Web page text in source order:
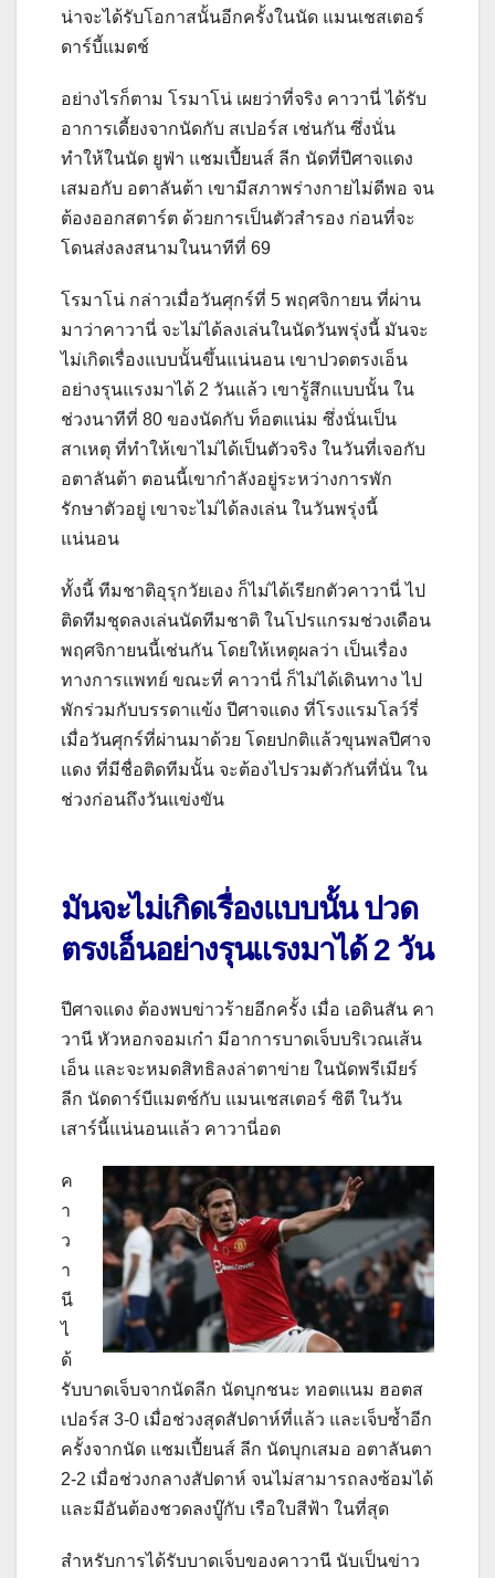
น่าจะได้รับโอกาสนั้นอีกครั้งในนัด แมนเชสเตอร์
ดาร์บี้แมตช์
อย่างไรก็ตาม โรมาโน่ เผยว่าที่จริง คาวานี่ ได้รับ
อาการเดี้ยงจากนัดกับ สเปอร์ส เช่นกัน ซึ่งนั่น
ทำให้ในนัด ยูฟ่า แชมเปี้ยนส์ ลีก นัดที่ปีศาจแดง
เสมอกับ อตาลันต้า เขามีสภาพร่างกายไม่ดีพอ จน
ต้องออกสตาร์ต ด้วยการเป็นตัวสำรอง ก่อนที่จะ
โดนส่งลงสนามในนาทีที่ 69
โรมาโน่ กล่าวเมื่อวันศุกร์ที่ 5 พฤศจิกายน ที่ผ่าน
มาว่าคาวานี่ จะไม่ได้ลงเล่นในนัดวันพรุ่งนี้ มันจะ
ไม่เกิดเรื่องแบบนั้นขึ้นแน่นอน เขาปวดตรงเอ็น
อย่างรุนแรงมาได้ 2 วันแล้ว เขารู้สึกแบบนั้น ใน
ช่วงนาทีที่ 80 ของนัดกับ ท็อตแน่ม ซึ่งนั่นเป็น
สาเหตุ ที่ทำให้เขาไม่ได้เป็นตัวจริง ในวันที่เจอกับ
อตาลันต้า ตอนนี้เขากำลังอยู่ระหว่างการพัก
รักษาตัวอยู่ เขาจะไม่ได้ลงเล่น ในวันพรุ่งนี้
แน่นอน
ทั้งนี้ ทีมชาติอุรุกวัยเอง ก็ไม่ได้เรียกตัวคาวานี่ ไป
ติดทีมชุดลงเล่นนัดทีมชาติ ในโปรแกรมช่วงเดือน
พฤศจิกายนนี้เช่นกัน โดยให้เหตุผลว่า เป็นเรื่อง
ทางการแพทย์ ขณะที่ คาวานี่ ก็ไม่ได้เดินทาง ไป
พักร่วมกับบรรดาแข้ง ปีศาจแดง ที่โรงแรมโลว์รี่
เมื่อวันศุกร์ที่ผ่านมาด้วย โดยปกติแล้วขุนพลปีศาจ
แดง ที่มีชื่อติดทีมนั้น จะต้องไปรวมตัวกันที่นั่น ใน
ช่วงก่อนถึงวันแข่งขัน
มันจะไม่เกิดเรื่องแบบนั้น ปวด
ตรงเอ็นอย่างรุนแรงมาได้2 วัน
ปีศาจแดง ต้องพบข่าวร้ายอีกครั้ง เมื่อ เอดินสัน คา
วานี หัวหอกจอมเก๋า มีอาการบาดเจ็บบริเวณเส้น
เอ็น และจะหมดสิทธิลงล่าตาข่าย ในนัดพรีเมียร์
ลีก นัดดาร์บีแมตช์กับ แมนเชสเตอร์ ซิตี ในวัน
เสาร์นี้แน่นอนแล้ว คาวานี่อด
ค
า
ว
า
นี
ไ
ด้
รับบาดเจ็บจากนัดลีก นัดบุกชนะ ทอตแนม ฮอตส
เปอร์ส 3-0 เมื่อช่วงสุดสัปดาห์ที่แล้ว และเจ็บซ้ำอีก
ครั้งจากนัด แชมเปี้ยนส์ ลีก นัดบุกเสมอ อตาลันตา
2-2 เมื่อช่วงกลางสัปดาห์ จนไม่สามารถลงซ้อมได้
และมีอันต้องชวดลงบู๊กับ เรือใบสีฟ้า ในที่สุด
สำหรับการได้รับบาดเจ็บของคาวานี นับเป็นข่าว